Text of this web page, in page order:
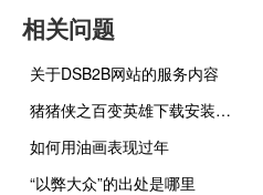
相关问题
关于DSB2B网站的服务内容
猪猪侠之百变英雄下载安装（猪猪侠之百变英雄）
如何用油画表现过年
“以弊大众”的出处是哪里